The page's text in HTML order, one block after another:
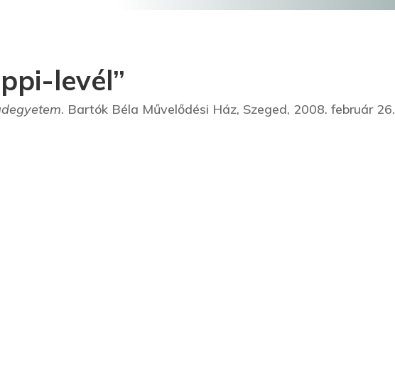
levél”
. Bartók Béla Művelődési Ház, Szeged, 2008. február 26.